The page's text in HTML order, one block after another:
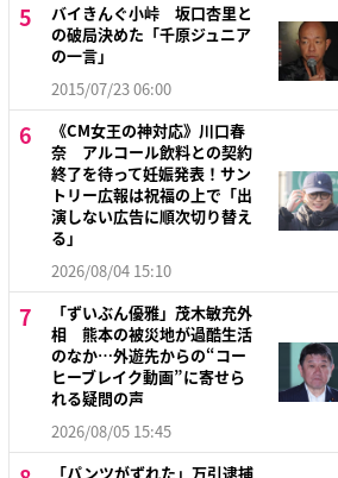
バイきんぐ小峠 坂口杏里と
の破局決めた「千原ジュニア
の一言」
2015/07/23 06:00
《CM女王の神対応》川口春
奈 アルコール飲料との契約
終了を待って妊娠発表！サン
トリー広報は祝福の上で「出
演しない広告に順次切り替え
る」
2026/08/04 15:10
「ずいぶん優雅」茂木敏充外
相 熊本の被災地が過酷生活
のなか…外遊先からの“コー
ヒーブレイク動画”に寄せら
れる疑問の声
2026/08/05 15:45
「パンツがずれた」万引逮捕